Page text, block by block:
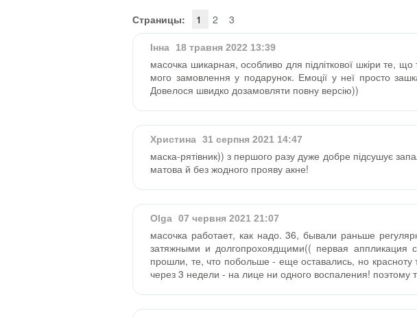
Страницы:
1 2 3
Інна 18 травня 2022 13:39
масочка шикарная, особливо для підліткової шкіри те,
мого замовлення у подарунок. Емоції у неї просто
Довелося швидко дозамовляти повну версію))
Христина 31 серпня 2021 14:47
маска-рятівник)) з першого разу дуже добре підсушує
матова й без жодного прояву акне!
Olga 07 червня 2021 21:07
масочка работает, как надо. 36, бывали раньше
затяжными и долгопрохоядщими(( первая
прошли, те, что побольше - еще оставались, но
через 3 недели - на лице ни одного воспаления! поэтому